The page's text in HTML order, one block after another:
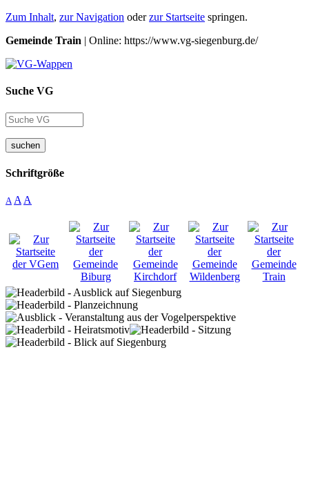
Zum Inhalt, zur Navigation oderzur Startseite springen.
Gemeinde Train | Online: https://www.vg-siegenburg.de/
Suche VG
suchen
Schriftgröße
A A A